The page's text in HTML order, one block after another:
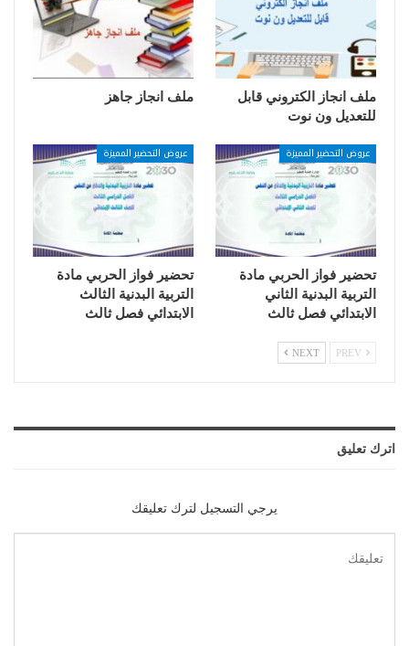
ملف انجاز الكتروني قابل
للتعديل ون نوت
ملف انجاز جاهز
عروض التحضير المميزة
تحضير فواز الحربي مادة
التربية البدنية الثاني
الابتدائي فصل ثالث
عروض التحضير المميزة
تحضير فواز الحربي مادة
التربية البدنية الثالث
الابتدائي فصل ثالث
NEXT
اترك تعليق
يرجي التسجيل لترك تعليقك